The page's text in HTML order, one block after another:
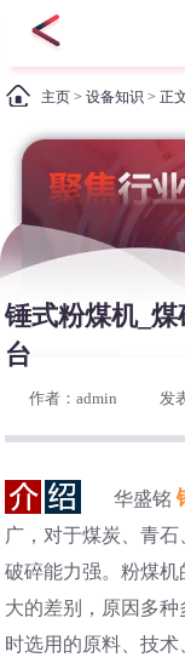
主页 >设备知识 > 正
锤式粉煤机_
台
作者：admin 发
华盛铭
广，对于煤炭、青
破碎能力强。粉煤
大的差别，原因多
时选用的原料、技术